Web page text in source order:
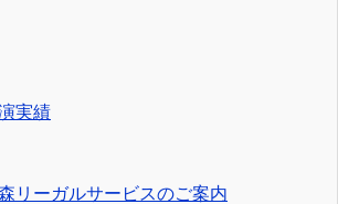
実績
リーガルサービスのご案内